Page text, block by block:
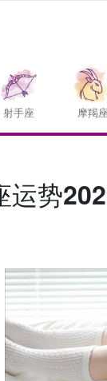
射手座 摩羯
势